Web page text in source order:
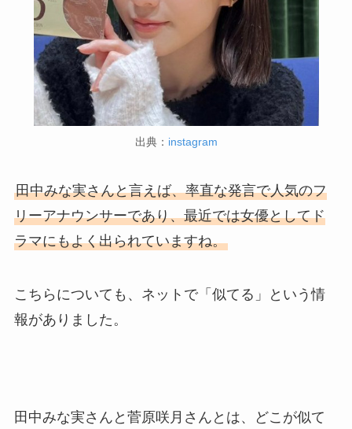
出典： instagram
田中みな実さんと言えば、率直な発言で人気のフ
リーアナウンサーであり、最近では女優としてド
ラマにもよく出られていますね。
こちらについても、ネットで「似てる」という情
報がありました。
田中みな実さんと菅原咲月さんとは、どこが似て